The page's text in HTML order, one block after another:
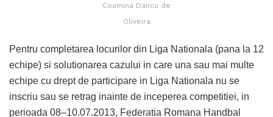
Cosmina Dancu de
Oliveira
Pentru completarea locurilor din Liga Nationala (pana la 12
echipe) si solutionarea cazului in care una sau mai multe
echipe cu drept de participare in Liga Nationala nu se
inscriu sau se retrag inainte de inceperea competitiei, in
perioada 08–10.07.2013, Federatia Romana Handbal